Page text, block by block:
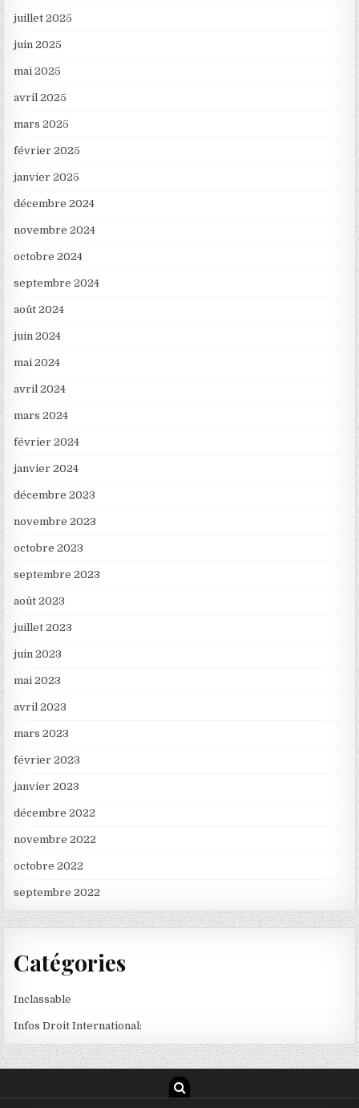
juillet 2025
juin 2025
mai 2025
avril 2025
mars 2025
février 2025
janvier 2025
décembre 2024
novembre 2024
octobre 2024
septembre 2024
août 2024
juin 2024
mai 2024
avril 2024
mars 2024
février 2024
janvier 2024
décembre 2023
novembre 2023
octobre 2023
septembre 2023
août 2023
juillet 2023
juin 2023
mai 2023
avril 2023
mars 2023
février 2023
janvier 2023
décembre 2022
novembre 2022
octobre 2022
septembre 2022
Catégories
Inclassable
Infos Droit International: